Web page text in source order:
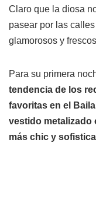
Claro que la diosa
pasear por las
glamorosos y
Para su primera
tendencia de los
favoritas en el
vestido metalizado
más chic y